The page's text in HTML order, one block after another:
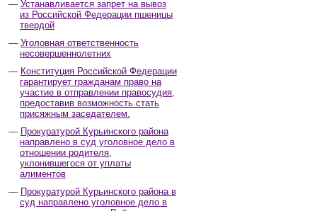
Устанавливается запрет на вывоз
из Российской Федерации пшеницы
твердой
Уголовная ответственность
несовершеннолетних
Конституция Российской Федерации
гарантирует гражданам право на
участие в отправлении правосудия,
предоставив возможность стать
присяжным заседателем.
Прокуратурой Курьинского района
направлено в суд уголовное дело в
отношении родителя,
уклонившегося от уплаты
алиментов
Прокуратурой Курьинского района в
суд направлено уголовное дело в